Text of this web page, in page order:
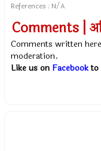
References : N/A
Comments |
Comments written
moderation.
Like us on Facebookto